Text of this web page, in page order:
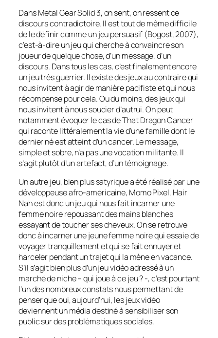
DansMetal Gear Solid 3,on sent, on ressent ce
discours contradictoire. Il est tout de même difficile
de le définir comme un jeu persuasif (Bogost, 2007),
c’est-à-dire un jeu qui cherche à convaincre son
joueur de quelque chose, d’un message, d’un
discours. Dans tous les cas, c’est finalement encore
un jeu très guerrier. Il existe des jeux au contraire qui
nous invitent à agir de manière pacifiste et qui nous
récompense pour cela. Ou du moins, des jeux qui
nous invitent à nous soucier d’autrui. On peut
notamment évoquer le cas deThat Dragon Cancer
qui raconte littéralement la vie d’une famille dont le
dernier né est atteint d’un cancer. Le message,
simple et sobre, n’a pas une vocation militante. Il
s’agit plutôt d’un artefact, d’un témoignage.
Un autre jeu, bien plus satyrique a été réalisé par une
développeuse afro-américaine, Momo Pixel. Hair
Nahest donc un jeu qui nous fait incarner une
femme noire repoussant des mains blanches
essayant de toucher ses cheveux. On se retrouve
donc à incarner une jeune femme noire qui essaie de
voyager tranquillement et qui se fait ennuyer et
harceler pendant un trajet qui la mène en vacance.
S’il s’agit bien plus d’un jeu vidéo adressé à un
marché de niche – qui joue à ce jeu ? -, c’est pourtant
l’un des nombreux constats nous permettant de
penser que oui, aujourd’hui, les jeux vidéo
deviennent un média destiné à sensibiliser son
public sur des problématiques sociales.